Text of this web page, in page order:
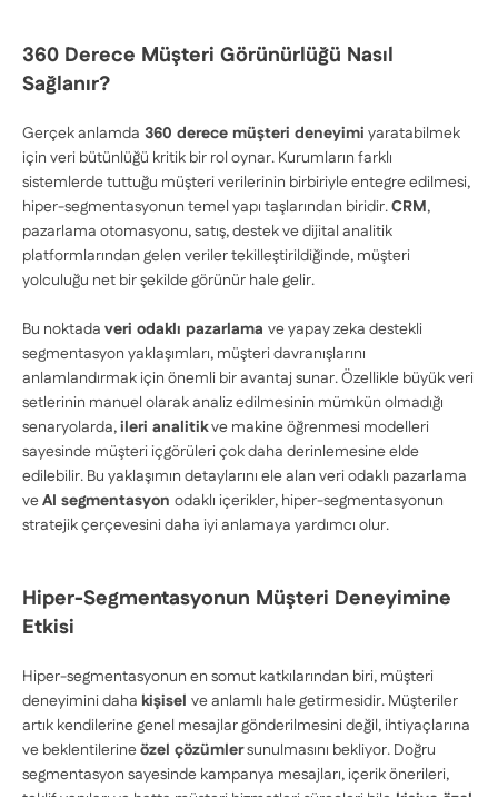
360 Derece Müşteri Görünürlüğü Nasıl
Sağlanır?
Gerçek anlamda 360 derece müşteri deneyimi yaratabilmek
için veri bütünlüğü kritik bir rol oynar. Kurumların farklı
sistemlerde tuttuğu müşteri verilerinin birbiriyle entegre edilmesi,
hiper-segmentasyonun temel yapı taşlarından biridir.CRM,
pazarlama otomasyonu, satış, destek ve dijital analitik
platformlarından gelen veriler tekilleştirildiğinde, müşteri
yolculuğu net bir şekilde görünür hale gelir.
Bu noktada veri odaklı pazarlama ve yapay zeka destekli
segmentasyon yaklaşımları, müşteri davranışlarını
anlamlandırmak için önemli bir avantaj sunar. Özellikle büyük veri
setlerinin manuel olarak analiz edilmesinin mümkün olmadığı
senaryolarda,ileri analitikve makine öğrenmesi modelleri
sayesinde müşteri içgörüleri çok daha derinlemesine elde
edilebilir. Bu yaklaşımın detaylarını ele alan veri odaklı pazarlama
veAI segmentasyon odaklı içerikler, hiper-segmentasyonun
stratejik çerçevesini daha iyi anlamaya yardımcı olur.
Hiper-Segmentasyonun Müşteri Deneyimine
Etkisi
Hiper-segmentasyonun en somut katkılarından biri, müşteri
deneyimini daha kişisel ve anlamlı hale getirmesidir. Müşteriler
artık kendilerine genel mesajlar gönderilmesini değil, ihtiyaçlarına
ve beklentilerineözel çözümlersunulmasını bekliyor. Doğru
segmentasyon sayesinde kampanya mesajları, içerik önerileri,